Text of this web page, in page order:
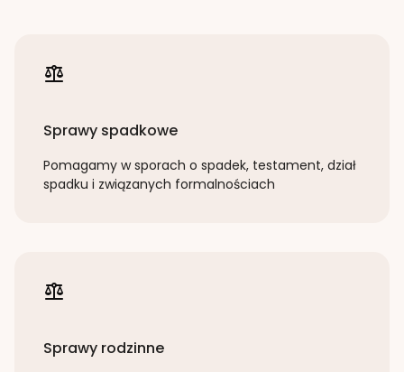
Sprawy spadkowe
Pomagamy w sporach o spadek, testament, dział
spadku i związanych formalnościach
Sprawy rodzinne